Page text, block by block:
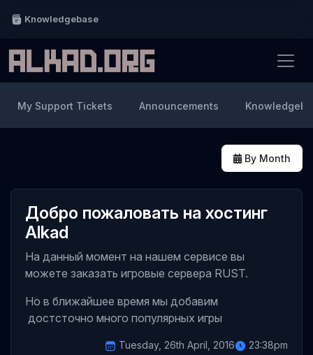
Knowledgebase
By Month
My Support Tickets Announcements
Добро пожаловать на хостинг
Alkad
На данный момент на нашем сервисе вы
можете заказать игровые сервера RUST.
Но в ближайшее время мы добавим
достсточно много популярных игры
Tuesday, 26th April, 2016 23:38pm